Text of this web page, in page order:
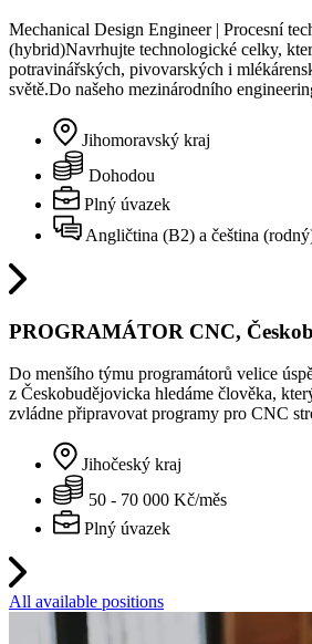
Mechanical Design Engineer | Procesní
(hybrid)Navrhujte technologické celky,
potravinářských, pivovarských i
světě.Do našeho mezinárodního
Jihomoravský kraj
Dohodou
Plný úvazek
Angličtina (B2) a čeština
PROGRAMÁTOR CNC,
Do menšího týmu programátorů velice
z Českobudějovicka hledáme člověka,
zvládne připravovat programy pro CNC
Jihočeský kraj
50 - 70 000 Kč/měs
Plný úvazek
All available positions